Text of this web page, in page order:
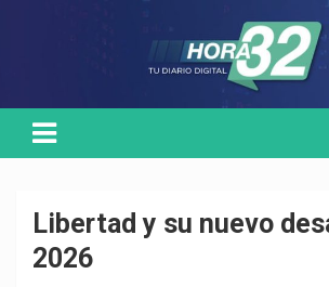
Libertad y su nuevo
2026